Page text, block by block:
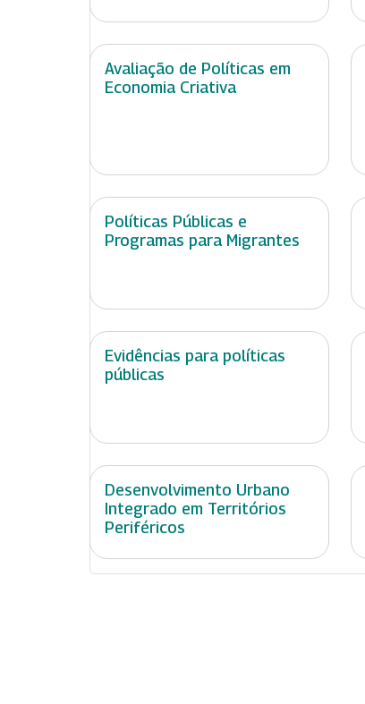
Avaliação de Políticas em
Economia Criativa
Políticas Públicas e
Programas para Migrantes
Evidências para políticas
públicas
Desenvolvimento Urbano
Integrado em Territórios
Periféricos